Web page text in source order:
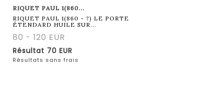
RIQUET PAUL 1(860...
RIQUET PAUL 1(860 - ?) LE PORTE
ÉTENDARD HUILE SUR...
80 - 120 EUR
Résultat 70 EUR
Résultats sans frais